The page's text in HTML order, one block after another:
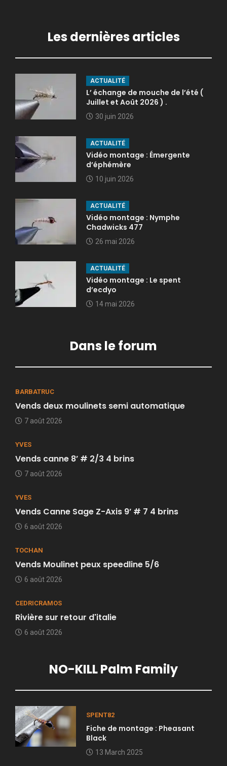
Les dernières articles
ACTUALITÉ
L’ échange de mouche de l’été (
Juillet et Août 2026 ) .
30 juin 2026
ACTUALITÉ
Vidéo montage : Émergente
d’éphémère
10 juin 2026
ACTUALITÉ
Vidéo montage : Nymphe
Chadwicks 477
26 mai 2026
ACTUALITÉ
Vidéo montage : Le spent
d’ecdyo
14 mai 2026
Dans le forum
BARBATRUC
Vends deux moulinets semi automatique
7 août 2026
YVES
Vends canne 8’ # 2/3 4 brins
7 août 2026
YVES
Vends Canne Sage Z-Axis 9’ # 7 4 brins
6 août 2026
TOCHAN
Vends Moulinet peux speedline 5/6
6 août 2026
CEDRICRAMOS
Rivière sur retour d'italie
6 août 2026
NO-KILL Palm Family
SPENT82
Fiche de montage : Pheasant
Black
13 March 2025